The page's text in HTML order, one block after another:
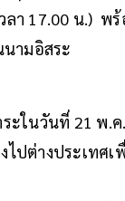
ลา 17.00 น.)
ามอิสระ
ะในวันที่ 21 พ
ไปต่างประเท